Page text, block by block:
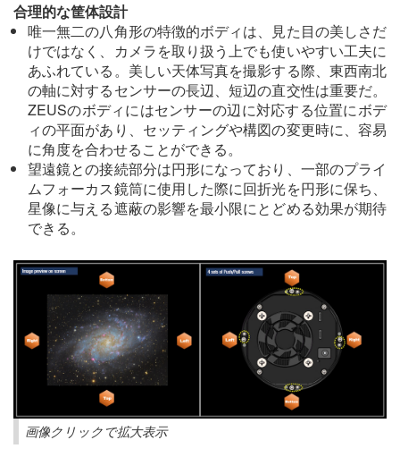
合理的な筐体設計
唯一無二の八角形の特徴的ボディは、見た目の美しさだ
けではなく、カメラを取り扱う上でも使いやすい工夫に
あふれている。美しい天体写真を撮影する際、東西南北
の軸に対するセンサーの長辺、短辺の直交性は重要だ。
ZEUSのボディにはセンサーの辺に対応する位置にボデ
ィの平面があり、セッティングや構図の変更時に、容易
に角度を合わせることができる。
望遠鏡との接続部分は円形になっており、一部のプライ
ムフォーカス鏡筒に使用した際に回折光を円形に保ち、
星像に与える遮蔽の影響を最小限にとどめる効果が期待
できる。
画像クリックで拡大表示